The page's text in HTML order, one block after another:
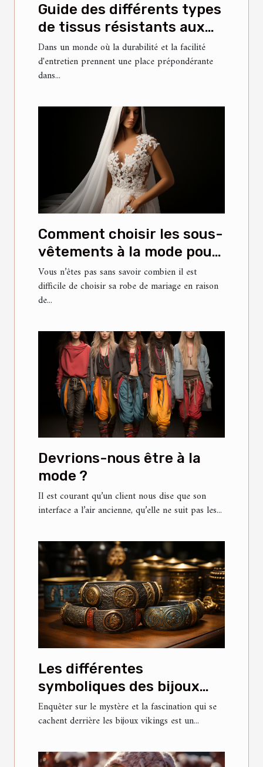
Guide des différents types
de tissus résistants aux
taches pour meubles
Dans un monde où la durabilité et la facilité
d'entretien prennent une place prépondérante
dans...
Comment choisir les sous-
vêtements à la mode pour
votre robe de mariée ?
Vous n’êtes pas sans savoir combien il est
difficile de choisir sa robe de mariage en raison
de...
Devrions-nous être à la
mode ?
Il est courant qu’un client nous dise que son
interface a l’air ancienne, qu’elle ne suit pas les...
Les différentes
symboliques des bijoux
vikings
Enquêter sur le mystère et la fascination qui se
cachent derrière les bijoux vikings est un...